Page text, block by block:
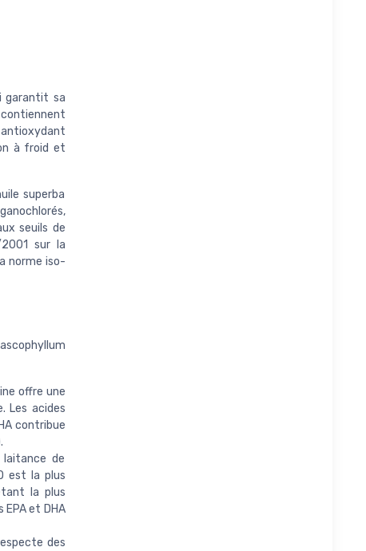
garantit sa
antioxydant
à froid et
superba
seuils de
sur la
norme iso-
offre une
Les acides
contribue
de
est la plus
la plus
et DHA
des